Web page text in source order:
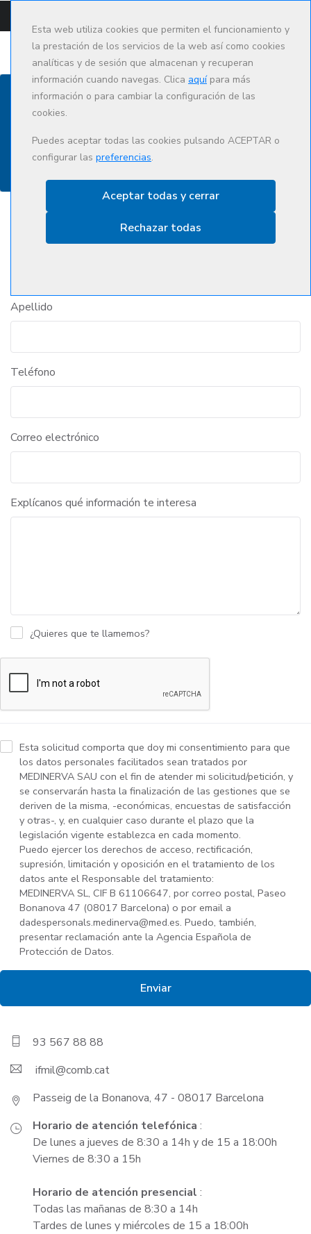
Esta web utiliza cookies que permiten el funcionamiento y
la prestación de los servicios de la web así como cookies
analíticas y de sesión que almacenan y recuperan
información cuando navegas. Clica aquípara más
información o para cambiar la configuración de las
cookies.
Puedes aceptar todas las cookies pulsando ACEPTAR o
configurar las preferencias.
Aceptar todas y cerrar
Rechazar todas
Contacto
Nombre
Apellido
Teléfono
Correo electrónico
Explícanos qué información te interesa
¿Quieres que te llamemos?
Esta solicitud comporta que doy mi consentimiento para que
los datos personales facilitados sean tratados por
MEDINERVA SAU con el fin de atender mi solicitud/petición, y
se conservarán hasta la finalización de las gestiones que se
deriven de la misma, -económicas, encuestas de satisfacción
y otras-, y, en cualquier caso durante el plazo que la
legislación vigente establezca en cada momento.
Puedo ejercer los derechos de acceso, rectificación,
supresión, limitación y oposición en el tratamiento de los
datos ante el Responsable del tratamiento:
MEDINERVA SL, CIF B 61106647, por correo postal, Paseo
Bonanova 47 (08017 Barcelona) o por email a
dadespersonals.medinerva@med.es. Puedo, también,
presentar reclamación ante la Agencia Española de
Protección de Datos.
93 567 88 88
ifmil
Passeig de la Bonanova, 47 - 08017 Barcelona
Horario de atención telefónica :
De lunes a jueves de 8:30 a 14h y de 15 a 18:00h
Viernes de 8:30 a 15h
Horario de atención presencial :
Todas las mañanas de 8:30 a 14h
Tardes de lunes y miércoles de 15 a 18:00h